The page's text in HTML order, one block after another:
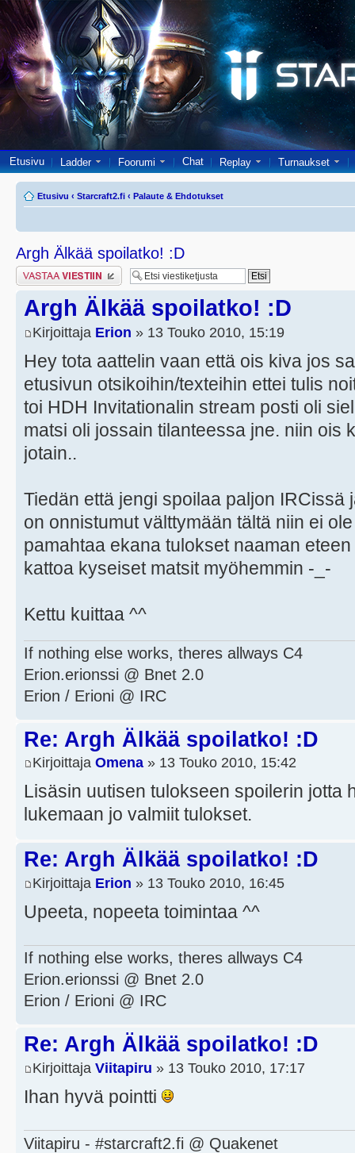
Etusivu Ladder Foorumi Chat Replay Turnaukset
Etusivu ‹ Starcraft2.fi ‹ Palaute & Ehdotukset
Argh Älkää spoilatko! :D
Lähetä vastaus
Argh Älkää spoilatko! :D
Kirjoittaja Erion » 13 Touko 2010, 15:19
Hey tota aattelin vaan että ois kiva jos
etusivun otsikoihin/texteihin ettei tulis
toi HDH Invitationalin stream posti oli
matsi oli jossain tilanteessa jne. niin ois
jotain..
Tiedän että jengi spoilaa paljon IRCissä
on onnistumut välttymään tältä niin ei
pamahtaa ekana tulokset naaman eteen
kattoa kyseiset matsit myöhemmin -_-
Kettu kuittaa ^^
If nothing else works, theres allways C4
Erion.erionssi @ Bnet 2.0
Erion / Erioni @ IRC
Re: Argh Älkää spoilatko! :D
Kirjoittaja Omena » 13 Touko 2010, 15:42
Lisäsin uutisen tulokseen spoilerin jotta
lukemaan jo valmiit tulokset.
Re: Argh Älkää spoilatko! :D
Kirjoittaja Erion » 13 Touko 2010, 16:45
Upeeta, nopeeta toimintaa ^^
If nothing else works, theres allways C4
Erion.erionssi @ Bnet 2.0
Erion / Erioni @ IRC
Re: Argh Älkää spoilatko! :D
Kirjoittaja Viitapiru » 13 Touko 2010, 17:17
Ihan hyvä pointti
Viitapiru - #starcraft2.fi @ Quakenet